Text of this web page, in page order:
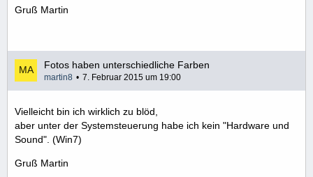
Gruß Martin
Fotos haben unterschiedliche Farben
martin8 7. Februar 2015 um 19:00
Vielleicht bin ich wirklich zu blöd,
aber unter der Systemsteuerung habe ich kein "Hardware und
Sound". (Win7)
Gruß Martin